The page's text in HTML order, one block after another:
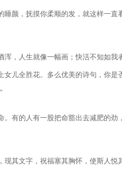
颜，抚摸你柔顺的发，就这样一直
，人生就像一幅画；快活不知如我
儿全胜花。多么优美的诗句，你是
有的人有一股把命豁出去减肥的劲
其文字，祝福塞其胸怀，使斯人悦